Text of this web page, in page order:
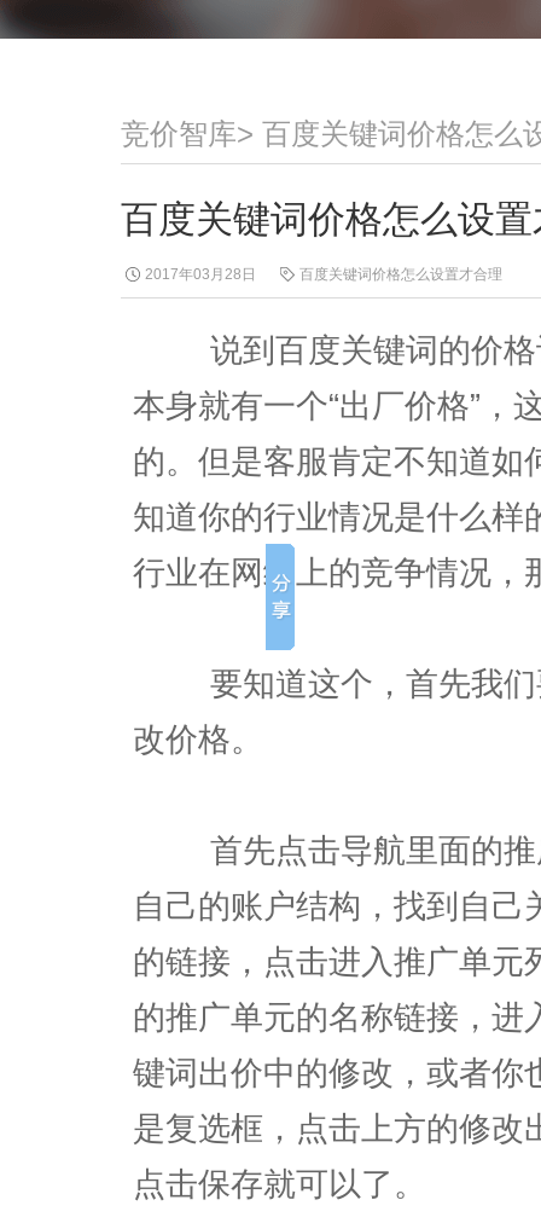
竞价智库> 百度关键词价格怎么
百度关键词价格怎么设
2017年03月28日 百度关键词价格怎么设置才合理
说到百度关键词的价格
本身就有一个“出厂价格”，
的。但是客服肯定不知道
知道你的行业情况是什么样
行业在网络上的竞争情况，
要知道这个，首先我们
改价格。
首先点击导航里面的推
自己的账户结构，找到自
的链接，点击进入推广单
的推广单元的名称链接，
键词出价中的修改，或者你
是复选框，点击上方的修改
点击保存就可以了。